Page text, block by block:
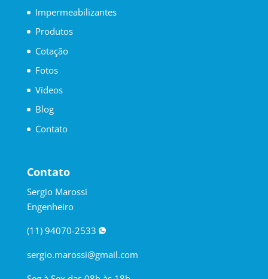
Impermeabilizantes
Produtos
Cotação
Fotos
Vídeos
Blog
Contato
Contato
Sergio Marossi
Engenheiro
(11) 94070-2533
sergio.marossi@gmail.com